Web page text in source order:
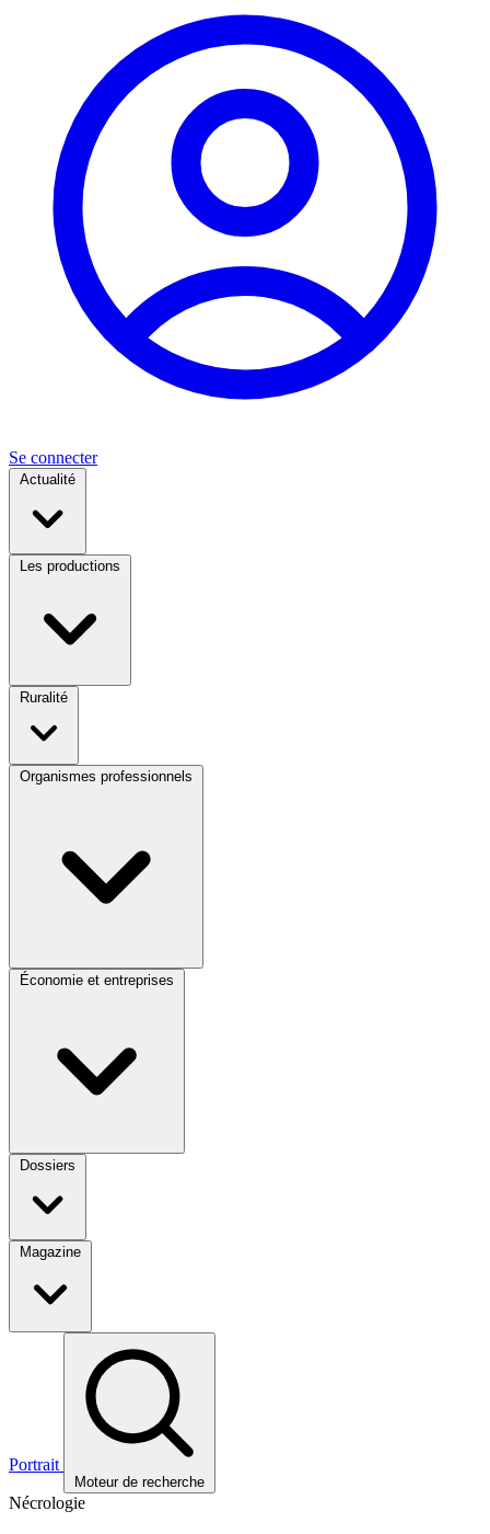
Se connecter
Actualité
Les productions
Ruralité
Organismes professionnels
Économie et entreprises
Dossiers
Magazine
Portrait
Moteur de recherche
Nécrologie